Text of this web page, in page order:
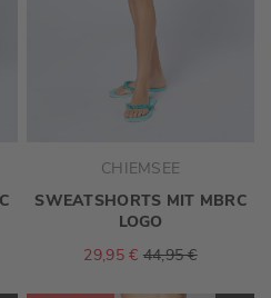
CHIEMSEE
SWEATSHORTS MIT MBRC
LOGO
29,95 € 44,95 €